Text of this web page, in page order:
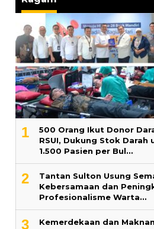
1
500 Orang Ikut Donor
RSUI, Dukung Stok Darah
1.500 Pasien per Bul…
2
‎Tantan Sulton Usung
Kebersamaan dan
Profesionalisme Warta…
3 Kemerdekaan dan